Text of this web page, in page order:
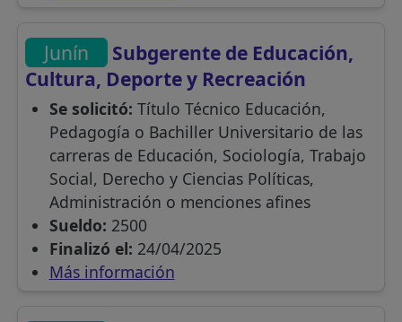
Junín
Subgerente de Educación,
Cultura, Deporte y Recreación
Se solicitó: Título Técnico Educación,
Pedagogía o Bachiller Universitario de las
carreras de Educación, Sociología, Trabajo
Social, Derecho y Ciencias Políticas,
Administración o menciones afines
Sueldo: 2500
Finalizó el: 24/04/2025
Más información